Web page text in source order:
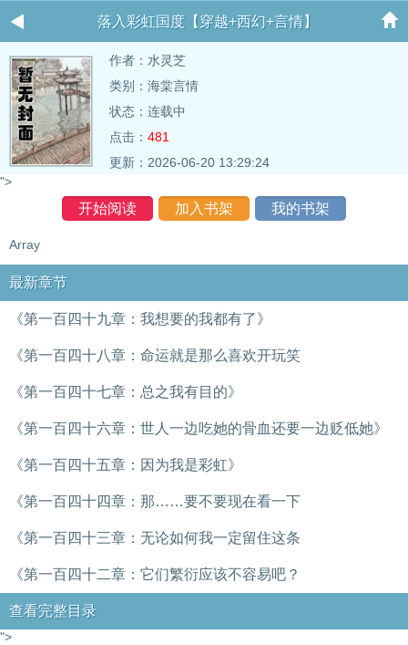
落入彩虹国度【穿越+西幻+言情】
作者： 水灵芝
类别：海棠言情
状态：连载中
点击： 481
更新：2026-06-20 13:29:24
">
开始阅读 加入书架 我的书架
Array
最新章节
《第一百四十九章：我想要的我都有了》
《第一百四十八章：命运就是那么喜欢开玩笑
《第一百四十七章：总之我有目的》
《第一百四十六章：世人一边吃她的骨血还要一边贬低她》
《第一百四十五章：因为我是彩虹》
《第一百四十四章：那……要不要现在看一下
《第一百四十三章：无论如何我一定留住这条
《第一百四十二章：它们繁衍应该不容易吧？
查看完整目录
">